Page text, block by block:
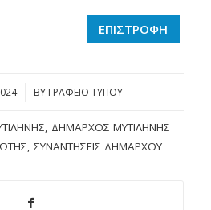
ΕΠΙΣΤΡΟΦΗ
BY ΓΡΑΦΕΙΟ ΤΥΠΟΥ
, ΔΉΜΑΡΧΟΣ ΜΥΤΙΛΉΝΗΣ
, ΣΥΝΑΝΤΉΣΕΙΣ ΔΗΜΆΡΧΟΥ